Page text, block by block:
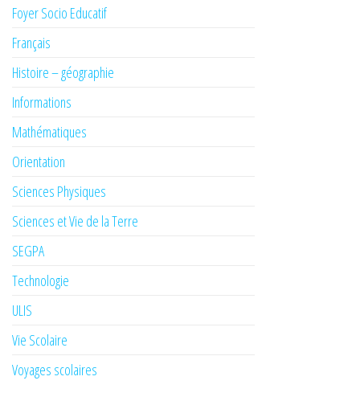
Foyer Socio Educatif
Français
Histoire – géographie
Informations
Mathématiques
Orientation
Sciences Physiques
Sciences et Vie de la Terre
SEGPA
Technologie
ULIS
Vie Scolaire
Voyages scolaires